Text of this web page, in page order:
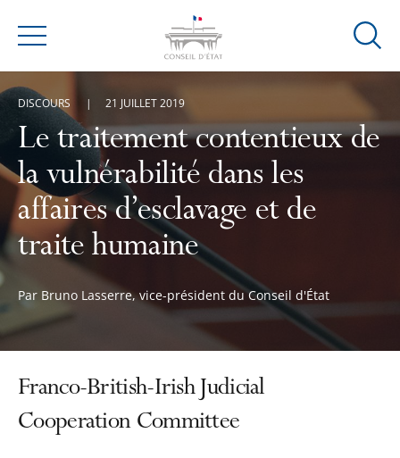
Menu
Ouvrir
de
Le traitement contentieux de
la vulnérabilité dans les
affaires d’esclavage et de
traite humaine
Par Bruno Lasserre, vice-président du Conseil d'État
DISCOURS 21 JUILLET 2019
Franco-British-Irish Judicial
Cooperation Committee